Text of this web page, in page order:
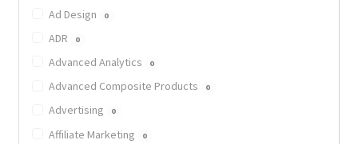
Ad Design 0
ADR 0
Advanced Analytics 0
Advanced Composite Products 0
Advertising 0
Affiliate Marketing 0